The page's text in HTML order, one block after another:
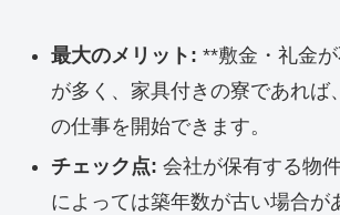
最大のメリット: **敷金・礼金
が多く、家具付きの寮であれば
の仕事を開始できます。
チェック点: 会社が保有する物
によっては築年数が古い場合が